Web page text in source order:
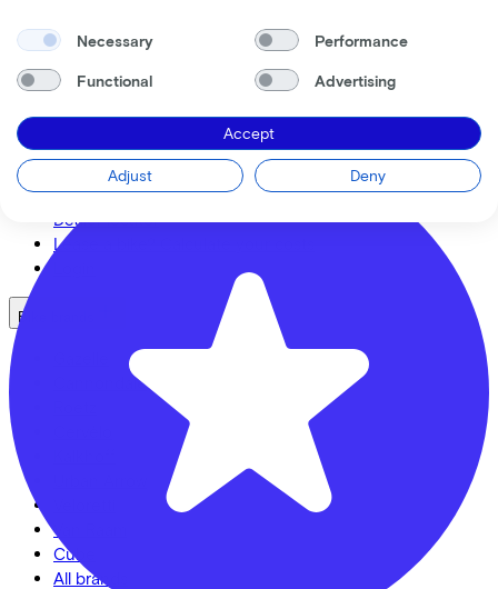
CC33 Amersfoort
Leusderweg 92
3817KC Amersfoort
Employers
Self-employed
See also
Dealer locator
Lease a bike? Calculate your costs
Bike brands
Cannondale
Van Raam
Cube
All brands
Necessary Performance
Functional Advertising
Accept
Adjust Deny